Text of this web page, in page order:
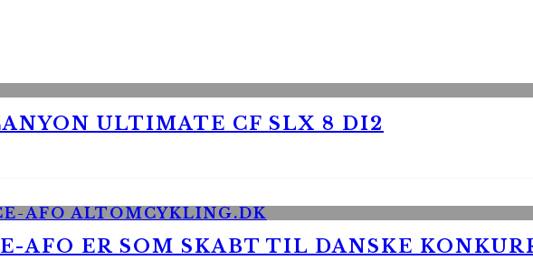
ULTIMATE CF SLX 8 DI2
AFO ER SOM SKABT TIL DANSKE